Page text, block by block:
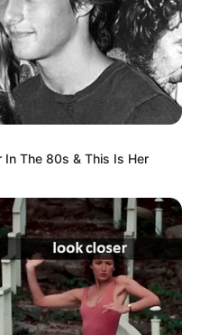
In The 80s & This Is Her